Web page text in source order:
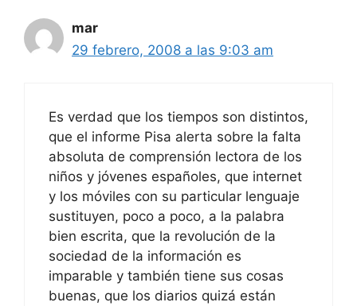
mar
29 febrero, 2008 a las 9:03 am
Es verdad que los tiempos son distintos,
que el informe Pisa alerta sobre la falta
absoluta de comprensión lectora de los
niños y jóvenes españoles, que internet
y los móviles con su particular lenguaje
sustituyen, poco a poco, a la palabra
bien escrita, que la revolución de la
sociedad de la información es
imparable y también tiene sus cosas
buenas, que los diarios quizá están